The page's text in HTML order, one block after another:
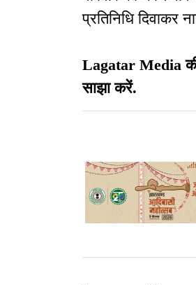
प्रतिनिधि दिवाकर
Lagatar Media
साझा करें.